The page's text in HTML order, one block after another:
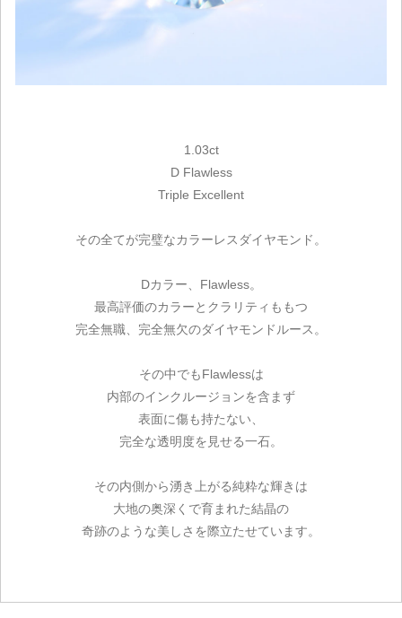
1.03ct
D Flawless
Triple Excellent
その全てが完璧なカラーレスダイヤモンド。
Dカラー、Flawless。
最高評価のカラーとクラリティももつ
完全無職、完全無欠のダイヤモンドルース。
その中でもFlawlessは
内部のインクルージョンを含まず
表面に傷も持たない、
完全な透明度を見せる一石。
その内側から湧き上がる純粋な輝きは
大地の奥深くで育まれた結晶の
奇跡のような美しさを際立たせています。